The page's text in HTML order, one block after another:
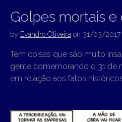
Golpes mortais e
by Evandro Oliveira on 31/03/2017
Tem coisas que são muito
gente comemorando o 31 de
em relação aos fatos